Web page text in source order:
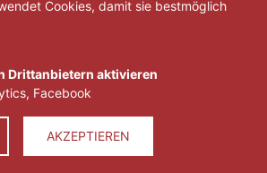
16 17 ... 29 »
DATENSCHUTZ
E.V.
Cookies, damit sie bestmöglich
Drittanbietern aktivieren
Facebook
AKZEPTIEREN